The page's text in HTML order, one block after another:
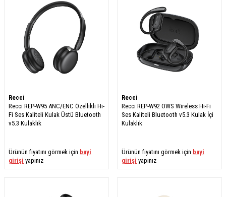
Recci
Recci REP-W95 ANC/ENC Özellikli Hi-
Fi Ses Kaliteli Kulak Üstü Bluetooth
v5.3 Kulaklık
Ürünün fiyatını görmek için bayi
girişi yapınız
Recci
Recci REP-W92 OWS Wireless Hi-Fi
Ses Kaliteli Bluetooth v5.3 Kulak İçi
Kulaklık
Ürünün fiyatını görmek için bayi
girişi yapınız